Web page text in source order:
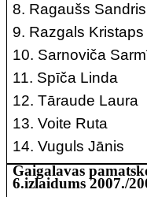
8. Ragaušs Sandris
9. Razgals Kristaps
10. Sarnoviča
11. Spīča Linda
12. Tāraude Laura
13. Voite Ruta
14. Vuguls Jānis
Gaigalavas
6.izlaidums 2007./